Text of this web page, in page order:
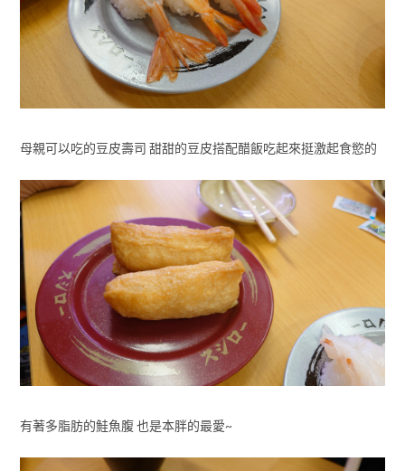
母親可以吃的豆皮壽司 甜甜的豆皮搭配醋飯吃起來挺激起食慾的
有著多脂肪的鮭魚腹 也是本胖的最愛~